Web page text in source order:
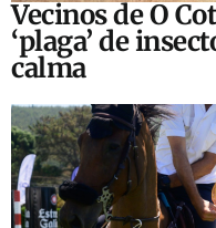
Vecinos de O
‘plaga’ de
calma